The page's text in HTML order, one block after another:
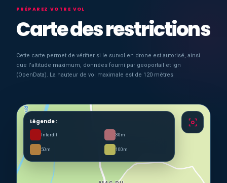
PRÉPAREZ VOTRE VOL
Carte des restrictions
Cette carte permet de vérifier si le survol en drone est autorisé, ainsi
que l'altitude maximum, données fourni par geoportail et ign
(OpenData). La hauteur de vol maximale est de 120 mètres
Légende :
Interdit 30m
50m 100m